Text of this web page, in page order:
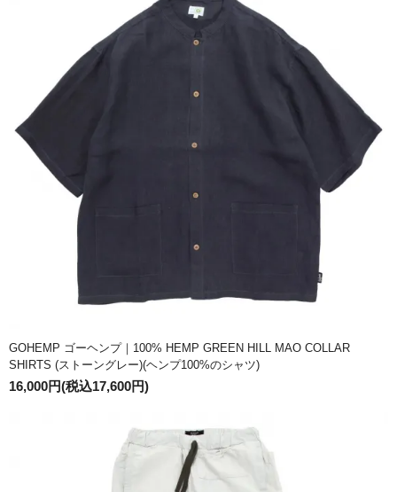
GOHEMP ゴーヘンプ｜100% HEMP GREEN HILL MAO COLLAR
SHIRTS (ストーングレー)(ヘンプ100%のシャツ)
16,000円(税込17,600円)